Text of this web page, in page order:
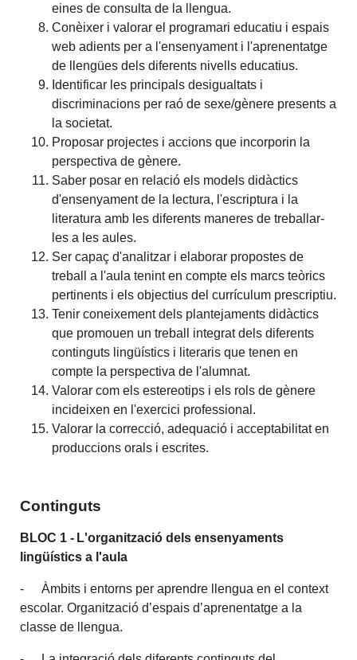
eines de consulta de la llengua.
Conèixer i valorar el programari educatiu i espais
web adients per a l'ensenyament i l'aprenentatge
de llengües dels diferents nivells educatius.
Identificar les principals desigualtats i
discriminacions per raó de sexe/gènere presents a
la societat.
Proposar projectes i accions que incorporin la
perspectiva de gènere.
Saber posar en relació els models didàctics
d'ensenyament de la lectura, l'escriptura i la
literatura amb les diferents maneres de treballar-
les a les aules.
Ser capaç d'analitzar i elaborar propostes de
treball a l'aula tenint en compte els marcs teòrics
pertinents i els objectius del currículum prescriptiu.
Tenir coneixement dels plantejaments didàctics
que promouen un treball integrat dels diferents
continguts lingüístics i literaris que tenen en
compte la perspectiva de l'alumnat.
Valorar com els estereotips i els rols de gènere
incideixen en l'exercici professional.
Valorar la correcció, adequació i acceptabilitat en
produccions orals i escrites.
Continguts
BLOC 1 - L'organització dels ensenyaments
lingüístics a l'aula
- Àmbits i entorns per aprendre llengua en el context
escolar. Organització d’espais d’aprenentatge a la
classe de llengua.